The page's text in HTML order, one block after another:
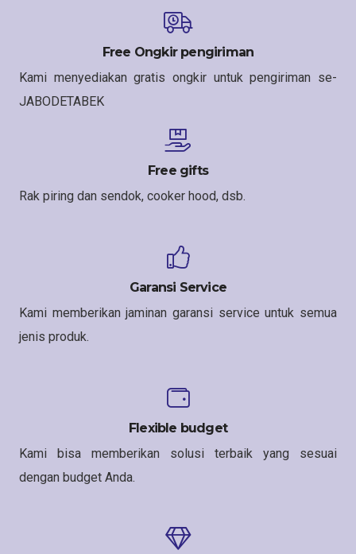
Free Ongkir pengiriman
Kami menyediakan gratis ongkir untuk pengiriman se-
JABODETABEK
Free gifts
Rak piring dan sendok, cooker hood, dsb.
Garansi Service
Kami memberikan jaminan garansi service untuk semua
jenis produk.
Flexible budget
Kami bisa memberikan solusi terbaik yang sesuai
dengan budget Anda.